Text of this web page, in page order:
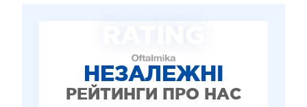
ДИТЯЧА ОФТАЛЬМОЛОГІЯ
ЛІКУВАННЯ ЗАХВОРЮВАНЬ СІТКІВКИ
ЕСТЕТИЧНА ХІРУРГІЯ
НЕЗАЛЕЖНІ
РЕЙТИНГИ ПРО НАС